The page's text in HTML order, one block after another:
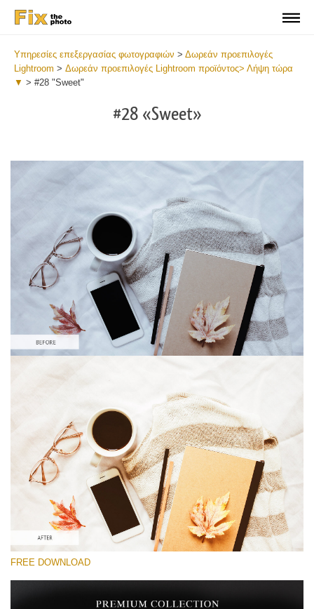
Υπηρεσίες επεξεργασίας φωτογραφιών > Δωρεάν προεπιλογές
Lightroom > Δωρεάν προεπιλογές Lightroom προϊόντος> Λήψη τώρα
▼ > #28 "Sweet"
#28 «Sweet»
Please select
Lightroom Preset for Product Photo #28
(40 Lr Presets)
Matte Complete
(130 Lr Presets)
Entire Collection
(2067 Lr Presets)
Free download
FREE DOWNLOAD